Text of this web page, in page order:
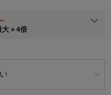
大＋4倍
テージ倍率適用前の基本ポイント